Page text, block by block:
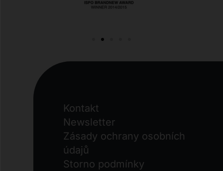
Kontakt
Newsletter
Zásady ochrany osobních
údajů
Storno podmínky